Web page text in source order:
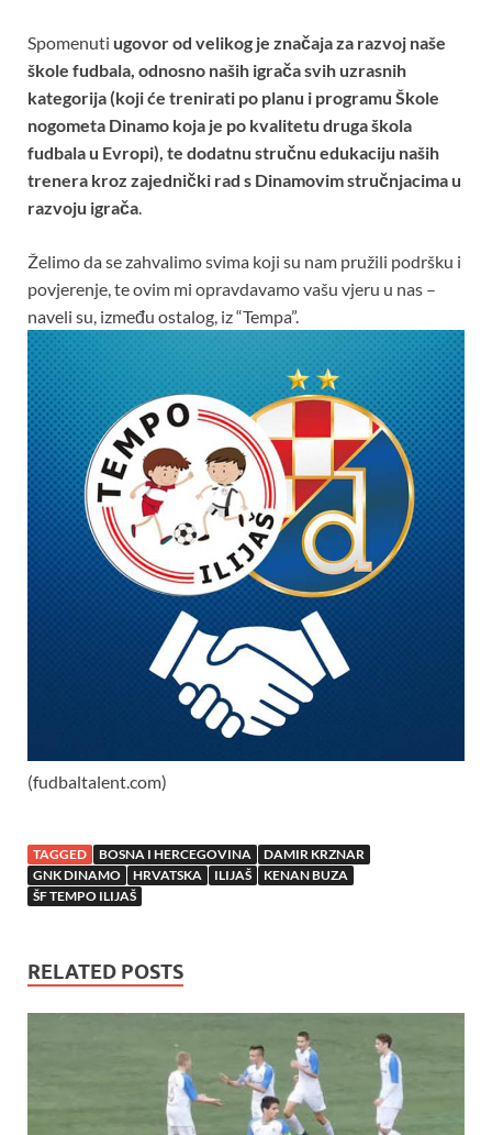
Spomenuti ugovor od velikog je značaja za razvoj naše
škole fudbala, odnosno naših igrača svih uzrasnih
kategorija (koji će trenirati po planu i programu Škole
nogometa Dinamo koja je po kvalitetu druga škola
fudbala u Evropi), te dodatnu stručnu edukaciju naših
trenera kroz zajednički rad s Dinamovim stručnjacima u
razvoju igrača
Želimo da se zahvalimo svima koji su nam pružili podršku i
povjerenje, te ovim mi opravdavamo vašu vjeru u nas –
naveli su, između ostalog, iz “Tempa”.
(fudbaltalent.com)
TAGGED BOSNA I HERCEGOVINA
DAMIR KRZNAR
GNK DINAMO
HRVATSKA ILIJAŠ
KENAN BUZA
ŠF TEMPO ILIJAŠ
RELATED POSTS